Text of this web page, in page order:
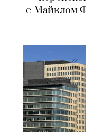
с Майклом